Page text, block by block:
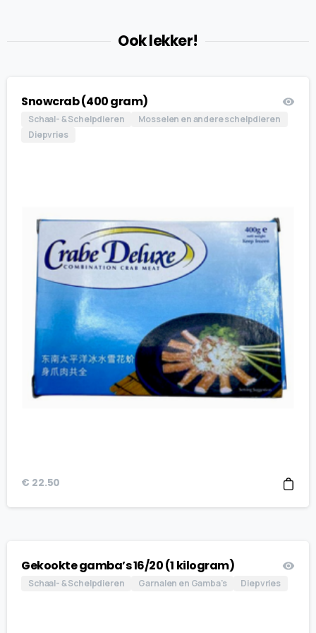
Ook lekker!
Snowcrab (400 gram)
Schaal- & Schelpdieren
Mosselen en andere schelpdieren
Diepvries
€ 22.50
Gekookte gamba’s 16/20 (1 kilogram)
Schaal- & Schelpdieren Garnalen en Gamba's Diepvries